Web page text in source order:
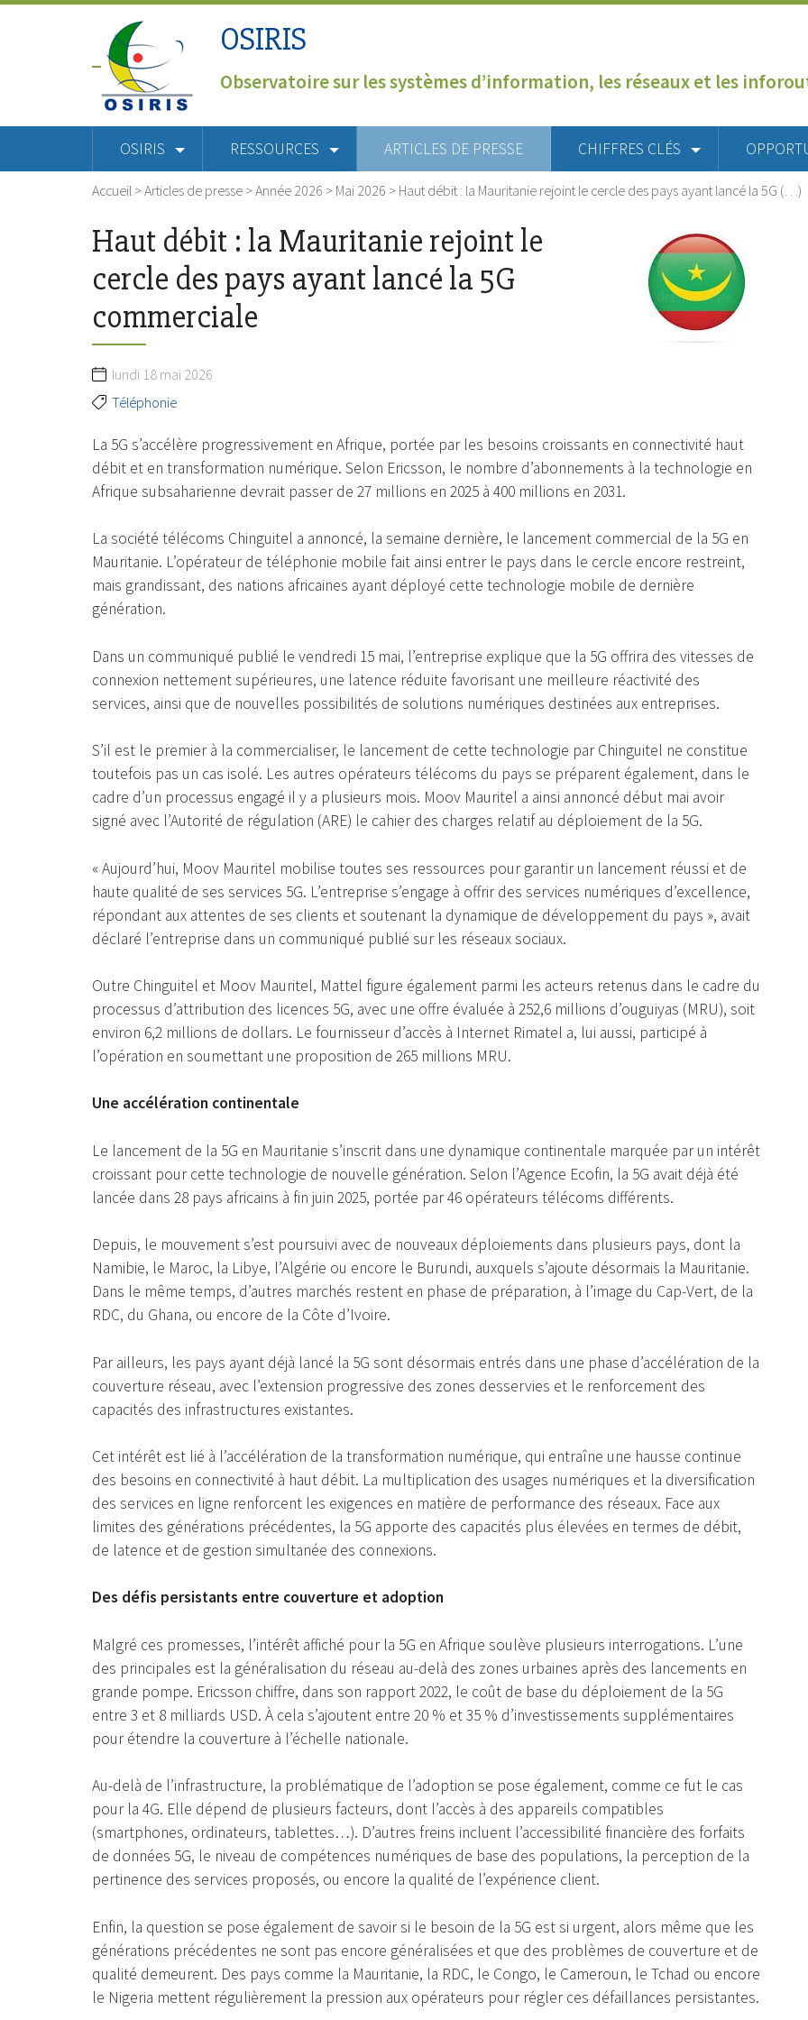
OSIRIS
Observatoire sur les systèmes d’information, les réseaux et les
OSIRIS RESSOURCES ARTICLES DE PRESSE CHIFFRES CLÉS
Accueil >Articles de presse >Année 2026 > Mai 2026 > Haut débit : la Mauritanie rejoint le cercle des pays ayant lancé la 5G (…)
Haut débit : la Mauritanie rejoint le
cercle des pays ayant lancé la 5G
commerciale
lundi 18 mai 2026
Téléphonie
La 5G s’accélère progressivement en Afrique, portée par les besoins croissants en connectivité haut
débit et en transformation numérique. Selon Ericsson, le nombre d’abonnements à la technologie en
Afrique subsaharienne devrait passer de 27 millions en 2025 à 400 millions en 2031.
La société télécoms Chinguitel a annoncé, la semaine dernière, le lancement commercial de la 5G en
Mauritanie. L’opérateur de téléphonie mobile fait ainsi entrer le pays dans le cercle encore restreint,
mais grandissant, des nations africaines ayant déployé cette technologie mobile de dernière
génération.
Dans un communiqué publié le vendredi 15 mai, l’entreprise explique que la 5G offrira des vitesses de
connexion nettement supérieures, une latence réduite favorisant une meilleure réactivité des
services, ainsi que de nouvelles possibilités de solutions numériques destinées aux entreprises.
S’il est le premier à la commercialiser, le lancement de cette technologie par Chinguitel ne constitue
toutefois pas un cas isolé. Les autres opérateurs télécoms du pays se préparent également, dans le
cadre d’un processus engagé il y a plusieurs mois. Moov Mauritel a ainsi annoncé début mai avoir
signé avec l’Autorité de régulation (ARE) le cahier des charges relatif au déploiement de la 5G.
« Aujourd’hui, Moov Mauritel mobilise toutes ses ressources pour garantir un lancement réussi et de
haute qualité de ses services 5G. L’entreprise s’engage à offrir des services numériques d’excellence,
répondant aux attentes de ses clients et soutenant la dynamique de développement du pays », avait
déclaré l’entreprise dans un communiqué publié sur les réseaux sociaux.
Outre Chinguitel et Moov Mauritel, Mattel figure également parmi les acteurs retenus dans le cadre du
processus d’attribution des licences 5G, avec une offre évaluée à 252,6 millions d’ouguiyas (MRU), soit
environ 6,2 millions de dollars. Le fournisseur d’accès à Internet Rimatel a, lui aussi, participé à
l’opération en soumettant une proposition de 265 millions MRU.
Une accélération continentale
Le lancement de la 5G en Mauritanie s’inscrit dans une dynamique continentale marquée par un intérêt
croissant pour cette technologie de nouvelle génération. Selon l’Agence Ecofin, la 5G avait déjà été
lancée dans 28 pays africains à fin juin 2025, portée par 46 opérateurs télécoms différents.
Depuis, le mouvement s’est poursuivi avec de nouveaux déploiements dans plusieurs pays, dont la
Namibie, le Maroc, la Libye, l’Algérie ou encore le Burundi, auxquels s’ajoute désormais la Mauritanie.
Dans le même temps, d’autres marchés restent en phase de préparation, à l’image du Cap-Vert, de la
RDC, du Ghana, ou encore de la Côte d’Ivoire.
Par ailleurs, les pays ayant déjà lancé la 5G sont désormais entrés dans une phase d’accélération de la
couverture réseau, avec l’extension progressive des zones desservies et le renforcement des
capacités des infrastructures existantes.
Cet intérêt est lié à l’accélération de la transformation numérique, qui entraîne une hausse continue
des besoins en connectivité à haut débit. La multiplication des usages numériques et la diversification
des services en ligne renforcent les exigences en matière de performance des réseaux. Face aux
limites des générations précédentes, la 5G apporte des capacités plus élevées en termes de débit,
de latence et de gestion simultanée des connexions.
Des défis persistants entre couverture et adoption
Malgré ces promesses, l’intérêt affiché pour la 5G en Afrique soulève plusieurs interrogations. L’une
des principales est la généralisation du réseau au-delà des zones urbaines après des lancements en
grande pompe. Ericsson chiffre, dans son rapport 2022, le coût de base du déploiement de la 5G
entre 3 et 8 milliards USD. À cela s’ajoutent entre 20 % et 35 % d’investissements supplémentaires
pour étendre la couverture à l’échelle nationale.
Au-delà de l’infrastructure, la problématique de l’adoption se pose également, comme ce fut le cas
pour la 4G. Elle dépend de plusieurs facteurs, dont l’accès à des appareils compatibles
(smartphones, ordinateurs, tablettes…). D’autres freins incluent l’accessibilité financière des forfaits
de données 5G, le niveau de compétences numériques de base des populations, la perception de la
pertinence des services proposés, ou encore la qualité de l’expérience client.
Enfin, la question se pose également de savoir si le besoin de la 5G est si urgent, alors même que les
générations précédentes ne sont pas encore généralisées et que des problèmes de couverture et de
qualité demeurent. Des pays comme la Mauritanie, la RDC, le Congo, le Cameroun, le Tchad ou encore
le Nigeria mettent régulièrement la pression aux opérateurs pour régler ces défaillances persistantes.